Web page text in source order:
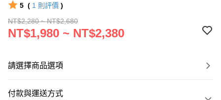
5 ( 1 則評價 )
NT$2,280 ~ NT$2,680
NT$1,980 ~ NT$2,380
請選擇商品選項
付款與運送方式